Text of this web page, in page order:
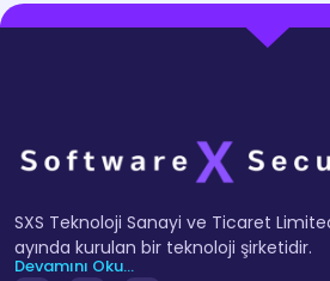
SXS Teknoloji Sanayi ve Ticaret
ayında kurulan bir teknoloji şirketidir.
Devamını Oku...